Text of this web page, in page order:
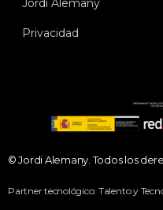
Jordi Alemany
Privacidad
© Jordi Alemany. Todos los
Partner tecnológico: Talento y